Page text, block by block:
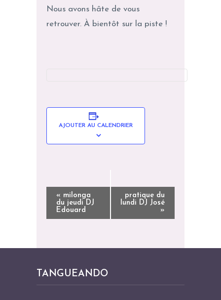
Nous avons hâte de vous
retrouver. À bientôt sur la piste !
AJOUTER AU CALENDRIER
V
G
T
« milonga
du jeudi DJ
Edouard
pratique du
lundi DJ José
»
TANGUEANDO